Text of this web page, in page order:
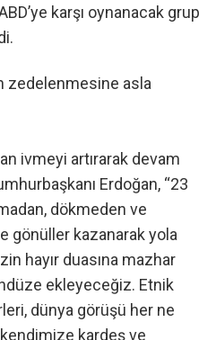
karşı oynanacak grup
zedelenmesine asla
ivmeyi artırarak devam
Erdoğan, “23
dökmeden ve
gönüller kazanarak yola
hayır duasına mazhar
ekleyeceğiz. Etnik
dünya görüşü her ne
kardeş ve